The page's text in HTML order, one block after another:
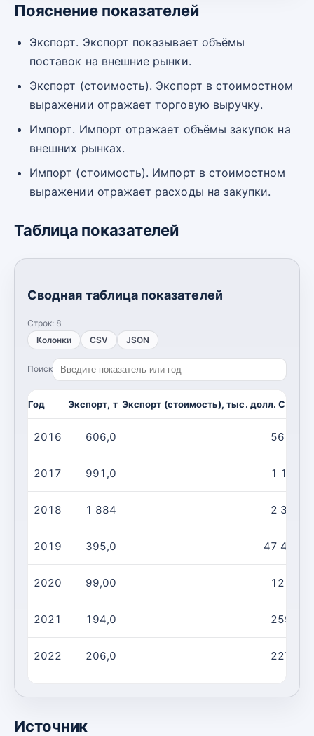
Пояснение показателей
Экспорт. Экспорт показывает объёмы
поставок на внешние рынки.
Экспорт (стоимость). Экспорт в стоимостном
выражении отражает торговую выручку.
Импорт. Импорт отражает объёмы закупок на
внешних рынках.
Импорт (стоимость). Импорт в стоимостном
выражении отражает расходы на закупки.
Таблица показателей
Сводная таблица показателей
Строк: 8
Колонки
CSV JSON
Поиск
Год Экспорт, т Экспорт (стоимость), тыс. долл. США
2016 606,0 561,0
2017 991,0 1 147
2018 1 884 2 336
2019 395,0 47 406
2020 99,00 121,0
2021 194,0 259,0
2022 206,0 227,0
370,0
Источник